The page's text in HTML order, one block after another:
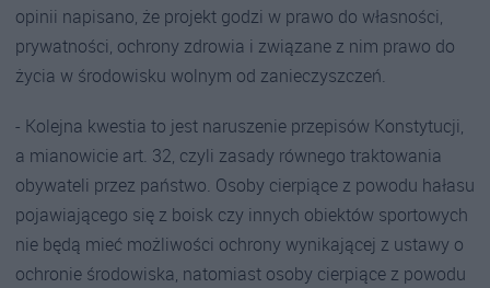
opinii napisano, że projekt godzi w prawo do własności,
prywatności, ochrony zdrowia i związane z nim prawo do
życia w środowisku wolnym od zanieczyszczeń.
- Kolejna kwestia to jest naruszenie przepisów Konstytucji,
a mianowicie art. 32, czyli zasady równego traktowania
obywateli przez państwo. Osoby cierpiące z powodu hałasu
pojawiającego się z boisk czy innych obiektów sportowych
nie będą mieć możliwości ochrony wynikającej z ustawy o
ochronie środowiska, natomiast osoby cierpiące z powodu